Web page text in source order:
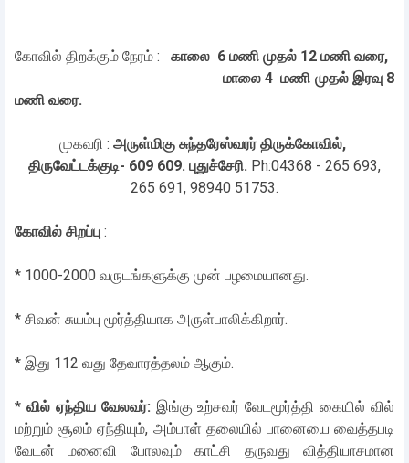
கோவில் திறக்கும் நேரம் : காலை 6 மணி முதல் 12 மணி வரை,
மாலை 4 மணி முதல் இரவு 8
மணி வரை.
முகவரி : அருள்மிகு சுந்தரேஸ்வரர் திருக்கோவில்,
திருவேட்டக்குடி- 609 609. புதுச்சேரி. Ph:04368 - 265 693,
265 691, 98940 51753.
கோவில் சிறப்பு :
* 1000-2000 வருடங்களுக்கு முன் பழமையானது.
* சிவன் சுயம்பு மூர்த்தியாக அருள்பாலிக்கிறார்.
* இது 112 வது தேவாரத்தலம் ஆகும்.
* வில் ஏந்திய வேலவர்: இங்கு உற்சவர் வேடமூர்த்தி கையில் வில்
மற்றும் சூலம் ஏந்தியும், அம்பாள் தலையில் பானையை வைத்தபடி
வேடன் மனைவி போலவும் காட்சி தருவது வித்தியாசமான